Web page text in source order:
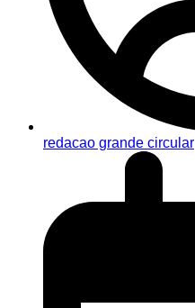
redacao grande circular